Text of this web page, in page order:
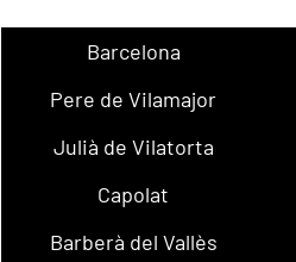
Barcelona
Pere de Vilamajor
Julià de Vilatorta
Capolat
Barberà del Vallès